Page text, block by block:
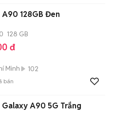
A90 128GB Đen
128 GB
đ
Minh 102
bán
Galaxy A90 5G Trắng